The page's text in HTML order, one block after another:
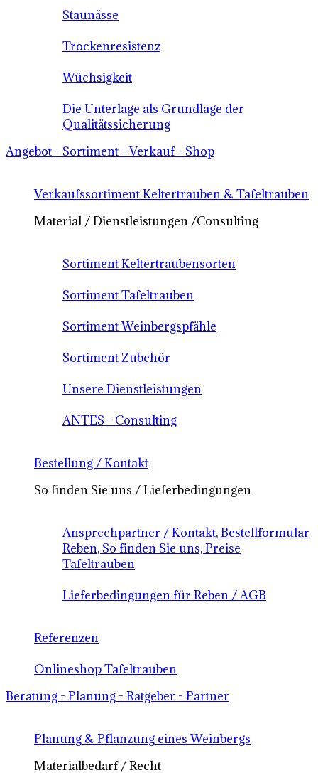
Staunässe
Trockenresistenz
Wüchsigkeit
Die Unterlage als Grundlage der
Qualitätssicherung
Angebot - Sortiment - Verkauf - Shop
Verkaufssortiment Keltertrauben & Tafeltrauben
Material / Dienstleistungen /Consulting
Sortiment Keltertraubensorten
Sortiment Tafeltrauben
Sortiment Weinbergspfähle
Sortiment Zubehör
Unsere Dienstleistungen
ANTES - Consulting
Bestellung / Kontakt
So finden Sie uns / Lieferbedingungen
Ansprechpartner / Kontakt, Bestellformular
Reben, So finden Sie uns, Preise
Tafeltrauben
Lieferbedingungen für Reben / AGB
Referenzen
Onlineshop Tafeltrauben
Beratung - Planung - Ratgeber - Partner
Planung & Pflanzung eines Weinbergs
Materialbedarf / Recht